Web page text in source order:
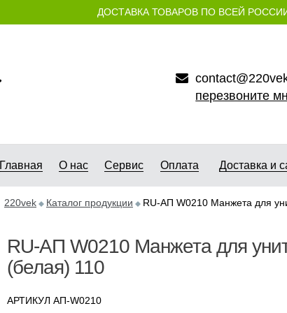
ДОСТАВКА ТОВАРОВ ПО ВСЕЙ
перезвоните
Главная О нас Сервис Оплата Доставка и
220vek Каталог продукции RU-АП W0210 Манжета для
RU-АП W0210 Манжета для
(белая) 110
АРТИКУЛ АП-W0210